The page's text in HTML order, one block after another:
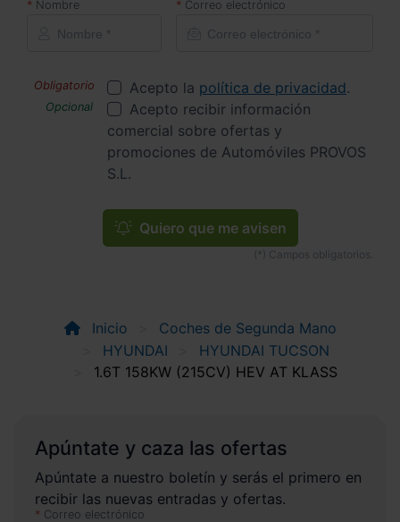
Nombre Correo electrónico
Acepto la política de privacidad.
Acepto recibir información
comercial sobre ofertas y
promociones de Automóviles PROVOS
S.L.
Quiero que me avisen
Inicio
Coches de Segunda Mano
HYUNDAI
HYUNDAI TUCSON
1.6T 158KW (215CV) HEV AT KLASS
Apúntate y caza las ofertas
Apúntate a nuestro boletín y serás el primero en
recibir las nuevas entradas y ofertas.
Correo electrónico